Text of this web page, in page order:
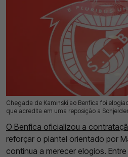
Chegada de Kaminski ao Benfica foi
que acredita em uma reposição a
08 Jul 2026 | 15:41 | 0
O Benfica oficializou a
reforçar o plantel orientado por
continua a merecer elogios.